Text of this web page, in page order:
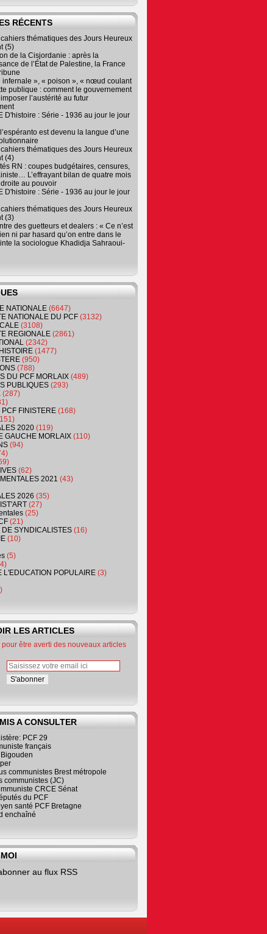
RÉCENTS
cahiers thématiques des Jours Heureux
(5)
de la Cisjordanie : après la
de l’État de Palestine, la France
infernale », « poison », « nœud coulant
publique : comment le gouvernement
l’austérité au futur
D'histoire : Série - 1936 au jour le jour
est devenu la langue d’une
cahiers thématiques des Jours Heureux
(4)
RN : coupes budgétaires, censures,
L’effrayant bilan de quatre mois
droite au pouvoir
D'histoire : Série - 1936 au jour le jour
cahiers thématiques des Jours Heureux
(3)
des guetteurs et dealers : « Ce n’est
ni par hasard qu’on entre dans le
la sociologue Khadidja Sahraoui-
NATIONALE (6647)
NATIONALE DU PCF (3132)
(3108)
REGIONALE (2861)
(2342)
(1477)
(950)
(788)
DU PCF MORLAIX (489)
PUBLIQUES (293)
(287)
PCF FINISTERE (168)
2020 (119)
GAUCHE MORLAIX (110)
(94)
(62)
2021 (43)
2026 (35)
(27)
(25)
(21)
DE SYNDICALISTES (16)
(10)
(5)
L'EDUCATION POPULAIRE (3)
LES ARTICLES
être averti des nouveaux articles
A CONSULTER
PCF 29
français
communistes Brest métropole
communistes (JC)
CRCE Sénat
du PCF
santé PCF Bretagne
enchaîné
au flux RSS